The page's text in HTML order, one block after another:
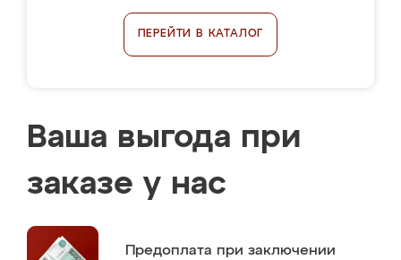
ПЕРЕЙТИ В КАТАЛОГ
Ваша выгода при
заказе у нас
Предоплата при заключении